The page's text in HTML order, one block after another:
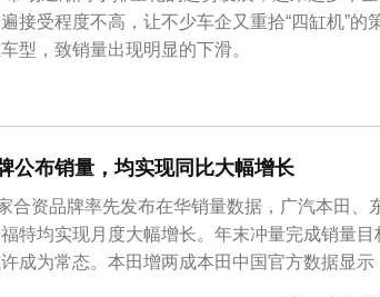
接受程度不高，让不少车企又重拾“四缸机”的
型，致销量出现明显的下滑。
公布销量，均实现同比大幅增长
合资品牌率先发布在华销量数据，广汽本田、
特均实现月度大幅增长。年末冲量完成销量
成为常态。本田增两成本田中国官方数据显示